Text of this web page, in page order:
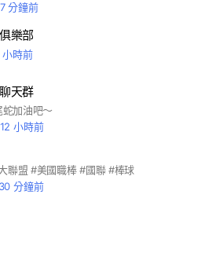
分鐘前
樂部
小時前
天群
加油吧～
12 小時前
聯盟 #美國職棒 #國聯 #棒球
30 分鐘前